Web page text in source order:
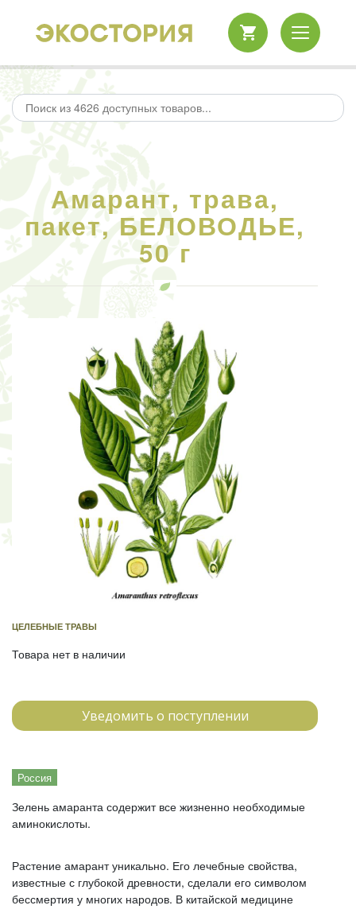
Амарант, трава,
пакет, БЕЛОВОДЬЕ,
50 г
ЦЕЛЕБНЫЕ ТРАВЫ
Товара нет в наличии
Уведомить о поступлении
Россия
Зелень амаранта содержит все жизненно необходимые
аминокислоты.
Растение амарант уникально. Его лечебные свойства,
известные с глубокой древности, сделали его символом
бессмертия у многих народов. В китайской медицине